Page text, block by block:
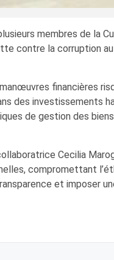
membres de la
contre la corruption
financières
des investissements
de gestion des
Cecilia
compromettant
et imposer